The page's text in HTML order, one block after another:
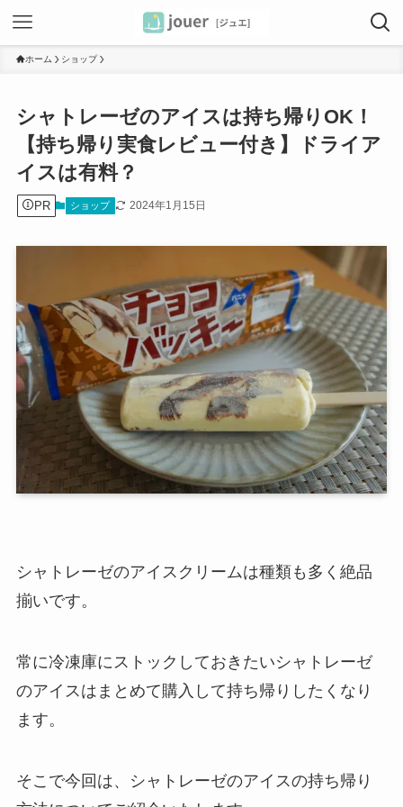
ホーム ショップ
シャトレーゼのアイスは持ち帰りOK！
【持ち帰り実食レビュー付き】ドライア
イスは有料？
PR ショップ 2024年1月15日
シャトレーゼのアイスクリームは種類も多く絶品
揃いです。
常に冷凍庫にストックしておきたいシャトレーゼ
のアイスはまとめて購入して持ち帰りしたくなり
ます。
そこで今回は、シャトレーゼのアイスの持ち帰り